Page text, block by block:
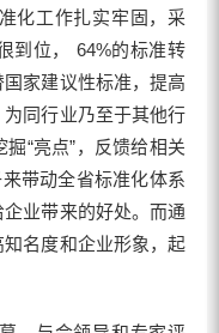
化工作扎实牢固，采
到位， 64%的标准转
家建议性标准，提高
同行业乃至于其他行
“亮点”，反馈给相关
带动全省标准化体系
业带来的好处。而通
名度和企业形象，起